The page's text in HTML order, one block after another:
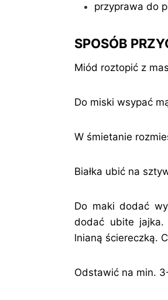
przyprawa do
SPOSÓB
Miód roztopić z
Do miski wsypać
W śmietanie
Białka ubić na
Do maki dodać
dodać ubite jajka.
lnianą ściereczką.
Odstawić na min.